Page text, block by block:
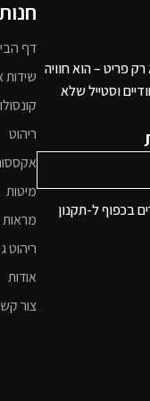
פריט – הוא חוויה
וסטייל שלא
בכפוף ל-תקנון
דף
שידות
ריהוט
מיטות
ריהוט
אודות
צור